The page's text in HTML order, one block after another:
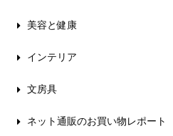
美容と健康
インテリア
文房具
ネット通販のお買い物レポート